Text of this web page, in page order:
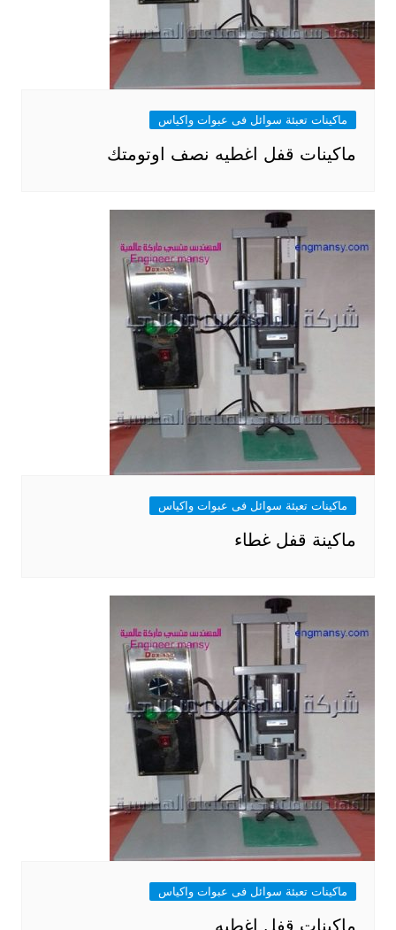
ماكينات تعبئة سوائل فى عبوات واكياس
ماكينات قفل اغطيه نصف اوتومتك
ماكينات تعبئة سوائل فى عبوات واكياس
ماكينة قفل غطاء
ماكينات تعبئة سوائل فى عبوات واكياس
ماكينات قفل اغطيه